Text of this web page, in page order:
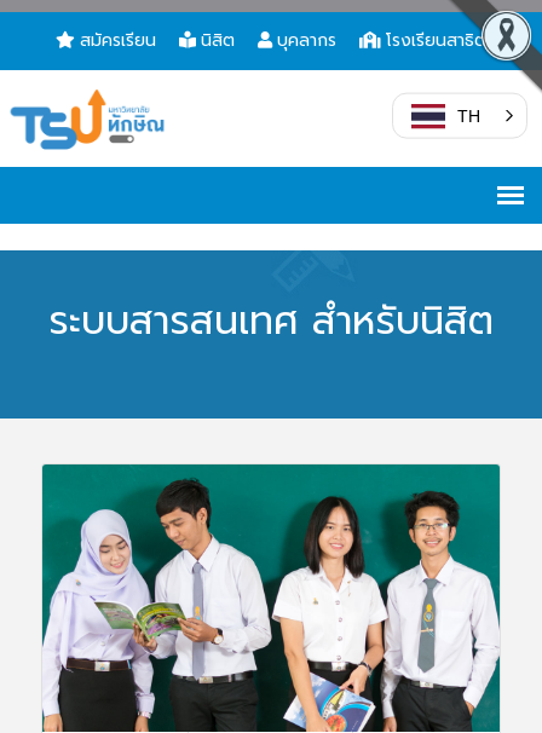
สมัครเรียน นิสิต บุคลากร โรงเรียนสาธิต
TH
ระบบสารสนเทศ สำหรับนิสิต